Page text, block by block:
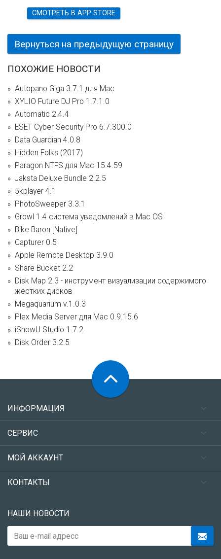
СМОТРЕТЬ В APP STORE
Вернуться на предыдущую страницу
ПОХОЖИЕ НОВОСТИ
Autopano Giga 3.7.1 для Mac
XYLIO Future DJ Pro 1.7.1.0
Automatic 2.4.4
ESET Cyber Security Pro 6.7.300.0
Data Guardian 4.0.8
Hidden Folks (2017)
Paragon NTFS для Mac 15.4.59
Jaksta Deluxe Bundle 2.2.5
5kplayer 4.1
PhotoSweeper 3.3.1
Growl 1.4 система уведомлений в Mac OS
Bike Baron [Native]
Capturer 0.5
Apple Remote Desktop 3.9.0
Share Bucket 2.2
Disk Map 2.3 - инструмент визуализации содержимого
жёстких дисков
Megaquarium v.1.0.3
Plex Media Server для Mac 0.9.15.6
iShowU Studio 1.7.2
Disk Order 3.2.5
ИНФОРМАЦИЯ
СЕРВИС
МОЙ АККАУНТ
КОНТАКТЫ
НАШИ НОВОСТИ